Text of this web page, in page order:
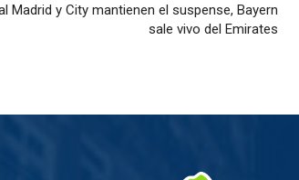
Madrid y City mantienen el suspense, Bayern
sale vivo del Emirates